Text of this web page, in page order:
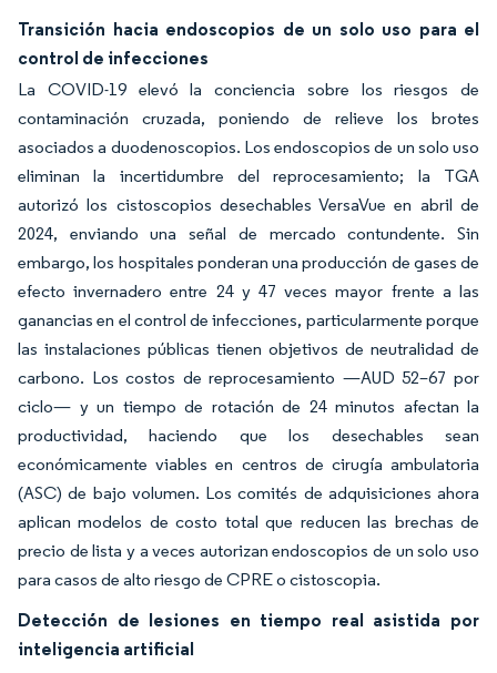
Transición hacia endoscopios de un solo uso para el
control de infecciones
La COVID-19 elevó la conciencia sobre los riesgos de
contaminación cruzada, poniendo de relieve los brotes
asociados a duodenoscopios. Los endoscopios de un solo uso
eliminan la incertidumbre del reprocesamiento; la TGA
autorizó los cistoscopios desechables VersaVue en abril de
2024, enviando una señal de mercado contundente. Sin
embargo, los hospitales ponderan una producción de gases de
efecto invernadero entre 24 y 47 veces mayor frente a las
ganancias en el control de infecciones, particularmente porque
las instalaciones públicas tienen objetivos de neutralidad de
carbono. Los costos de reprocesamiento —AUD 52–67 por
ciclo— y un tiempo de rotación de 24 minutos afectan la
productividad, haciendo que los desechables sean
económicamente viables en centros de cirugía ambulatoria
(ASC) de bajo volumen. Los comités de adquisiciones ahora
aplican modelos de costo total que reducen las brechas de
precio de lista y a veces autorizan endoscopios de un solo uso
para casos de alto riesgo de CPRE o cistoscopia.
Detección de lesiones en tiempo real asistida por
inteligencia artificial